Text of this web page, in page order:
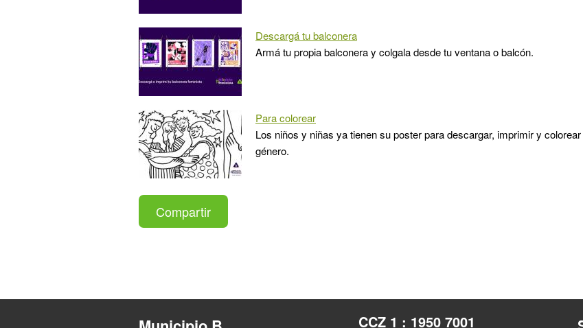
Descargá tu balconera
Armá tu propia balconera y colgala desde tu ventana o balcón.
Para colorear
Los niños y niñas ya tienen su poster para descargar, imprimir y
género.
Compartir
CCZ 1 : 1950 7001